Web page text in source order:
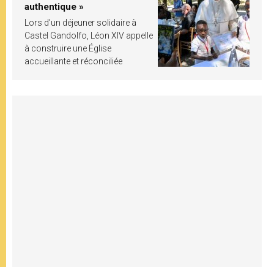
authentique »
Lors d’un déjeuner solidaire à
Castel Gandolfo, Léon XIV appelle
à construire une Église
accueillante et réconciliée